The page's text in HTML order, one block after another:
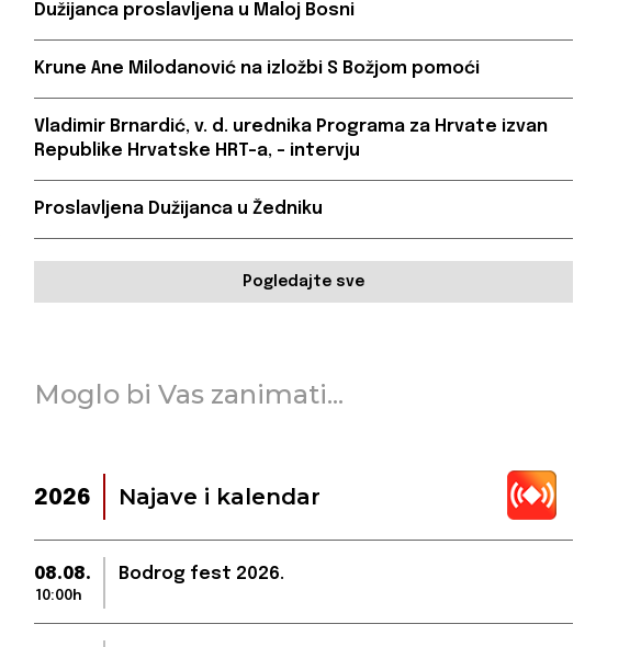
Dužijanca proslavljena u Maloj Bosni
Krune Ane Milodanović na izložbi S Božjom pomoći
Vladimir Brnardić, v. d. urednika Programa za Hrvate izvan
Republike Hrvatske HRT-a, – intervju
Proslavljena Dužijanca u Žedniku
Pogledajte sve
Moglo bi Vas zanimati...
2026 Najave i kalendar
08.08.
10:00h
Bodrog fest 2026.